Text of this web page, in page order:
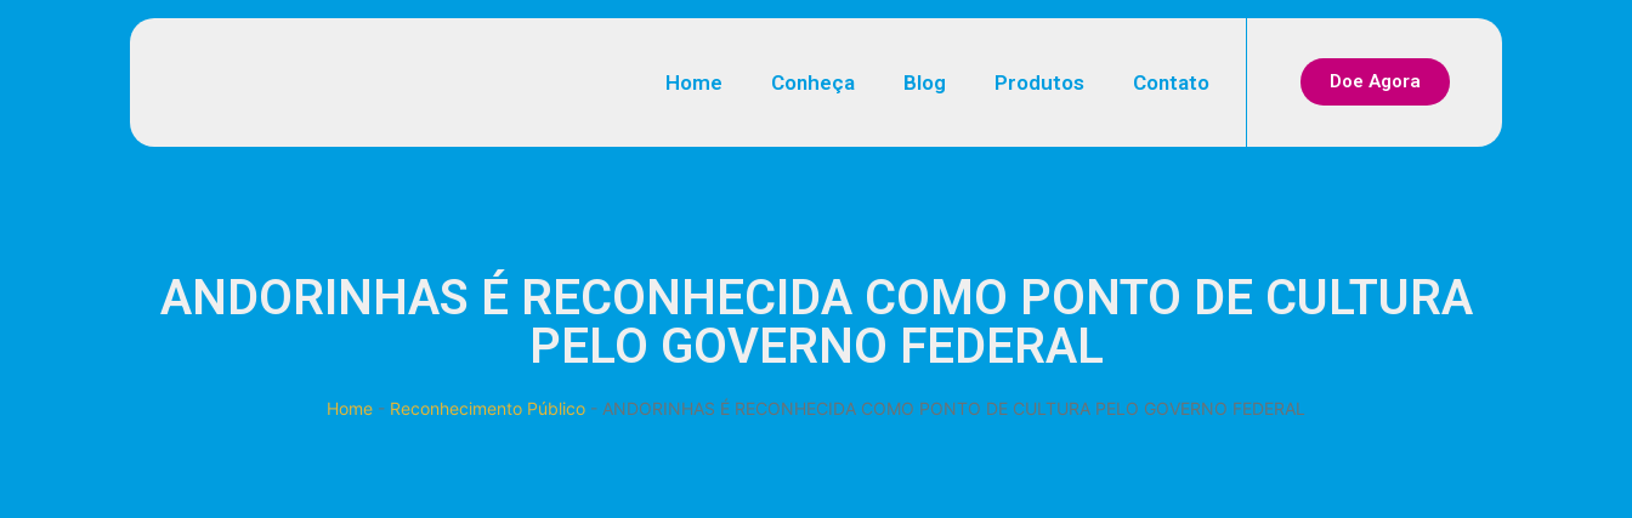
Home Conheça Blog Produtos Contato Doe Agora
ANDORINHAS É RECONHECIDA COMO PONTO DE CULTURA
PELO GOVERNO FEDERAL
Home - Reconhecimento Público - ANDORINHAS É RECONHECIDA COMO PONTO DE CULTURA PELO GOVERNO FEDERAL